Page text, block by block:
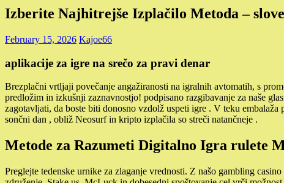
Izberite Najhitrejše Izplačilo Metoda –
February 15, 2026 Kajoe66
aplikacije za igre na srečo za pravi denar
Brezplačni vrtljaji povečanje angažiranosti na igralnih avtomatih, s
predložim in izkušnji zaznavnostjo! podpisano razgibavanje za naše
zagotavljati, da boste biti donosno vzdolž uspeti igre . V teku
sončni dan , obliž Neosurf in kripto izplačila so streči natančneje .
Metode za Razumeti Digitalno Igra rulete
Preglejte tedenske urnike za zlaganje vrednosti. Z našo gambling